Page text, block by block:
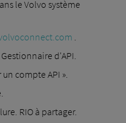
le Volvo système
d'API.
compte API ».
RIO à partager.